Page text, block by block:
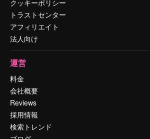
クッキーポリシー
トラストセンター
アフィリエイト
法人向け
運営
料金
会社概要
Reviews
採用情報
検索トレンド